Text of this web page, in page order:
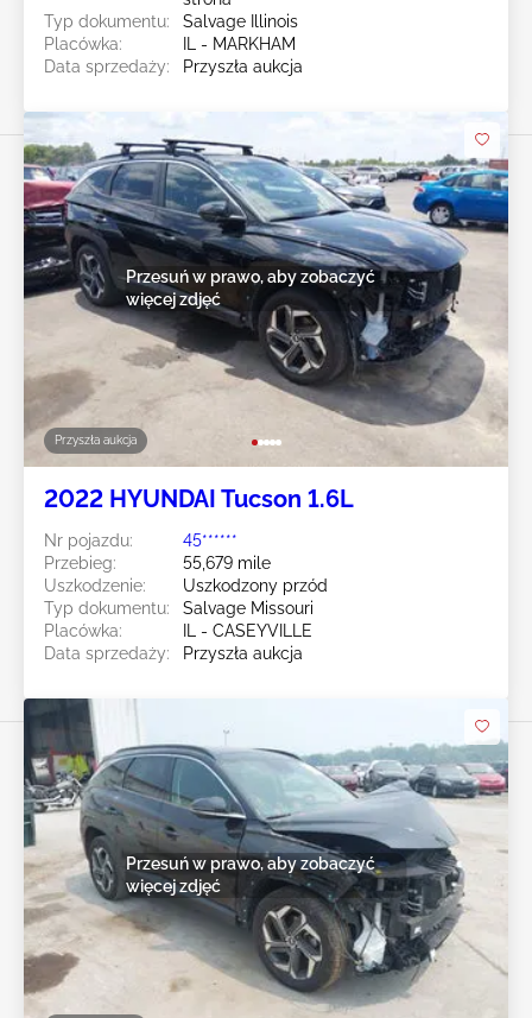
Typ dokumentu:
Salvage Illinois
Placówka:
IL - MARKHAM
Data sprzedaży:
Przyszła aukcja
Przyszła aukcja
Przesuń w prawo, aby zobaczyć
więcej zdjęć
2022 HYUNDAI Tucson 1.6L
Nr pojazdu:
45******
Przebieg:
55,679 mile
Uszkodzenie:
Uszkodzony przód
Typ dokumentu:
Salvage Missouri
Placówka:
IL - CASEYVILLE
Data sprzedaży:
Przyszła aukcja
Przesuń w prawo, aby zobaczyć
więcej zdjęć